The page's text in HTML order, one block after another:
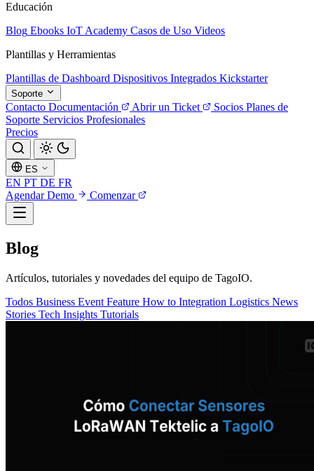
Educación
Blog Ebooks IoT Academy Casos de Uso Videos
Plantillas y Herramientas
Plantillas de Dashboard Dispositivos Integrados Kickstarter
Soporte
Contacto Documentación Abrir un Ticket Socios Planes de
Soporte Servicios Profesionales
Precios
ES
EN PT DE FR
Agendar Demo
Comenzar
Blog
Artículos, tutoriales y novedades del equipo de TagoIO.
Todos Business Event Feature How to Integration Logistics News
Stories Tech Insights Tutorials